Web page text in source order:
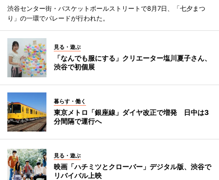
渋谷センター街・バスケットボールストリートで8月7日、「七夕まつ
り」の一環でパレードが行われた。
見る・遊ぶ
「なんでも服にする」クリエーター塩川夏子さん、
渋谷で初個展
暮らす・働く
東京メトロ「銀座線」ダイヤ改正で増発 日中は3
分間隔で運行へ
見る・遊ぶ
映画「ハチミツとクローバー」デジタル版、渋谷で
リバイバル上映